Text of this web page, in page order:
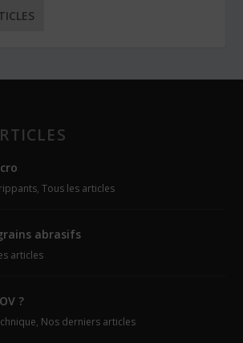
,Tous les articles
abrasifs
articles
?
, Nos derniers articles